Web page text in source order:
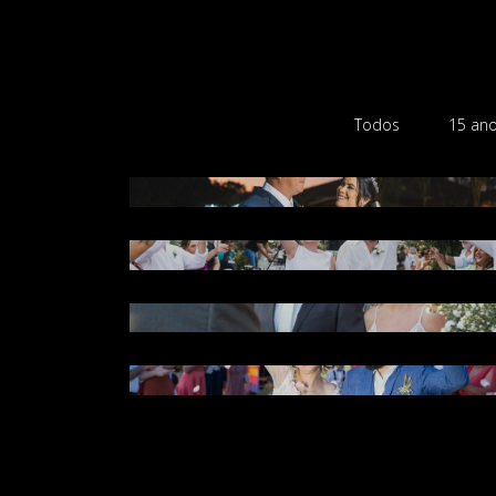
Todos 15
Camila e Mauricio / Bragança
Ariene e Fernando / Vila Tramonti
Amanda e Tiago - Fazenda Casa